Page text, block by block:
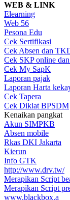
WEB & LINK
Elearning
Web 56
Pesona Edu
Cek Sertifikasi
Cek Absen dan
Cek SKP online
Cek My SapK
Laporan pajak
Laporan Harta
Cek Tapera
Cek Diklat BPSDM
Kenaikan pangkat
Akun SIMPKB
Absen mobile
Rkas DKI Jakarta
Kierun
Info GTK
http://www.drv.tw/
Merapikan Script
Merapikan Script
www.blackbox.a